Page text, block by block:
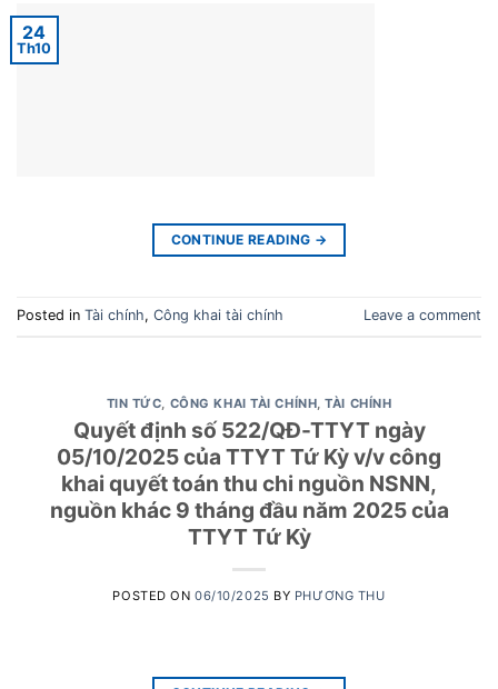
24
Th10
CONTINUE READING →
Posted in Tài chính, Công khai tài chính Leave a comment
TIN TỨC, CÔNG KHAI TÀI CHÍNH,TÀI CHÍNH
Quyết định số 522/QĐ-TTYT ngày
05/10/2025 của TTYT Tứ Kỳ v/v công
khai quyết toán thu chi nguồn NSNN,
nguồn khác 9 tháng đầu năm 2025 của
TTYT Tứ Kỳ
POSTED ON06/10/2025 BY PHƯƠNG THU